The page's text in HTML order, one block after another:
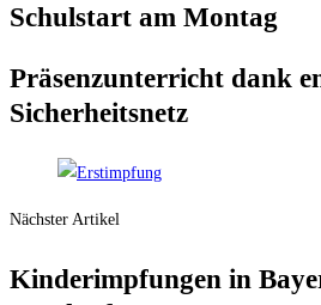
Schul­start am Montag
Prä­senz­un­ter­richt dank
Sicherheitsnetz
Nächster Artikel
Kin­der­imp­fun­gen in